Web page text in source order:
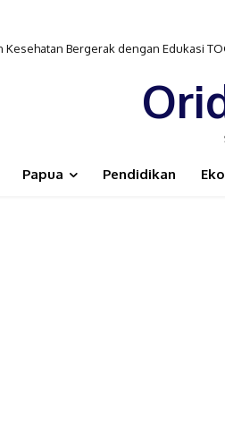
Bergerak dengan Edukasi
Tantangan Pengobatan TB-HIV di
Papua Pendidikan